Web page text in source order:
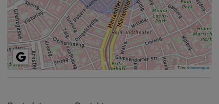
Tiles ©basemap.at